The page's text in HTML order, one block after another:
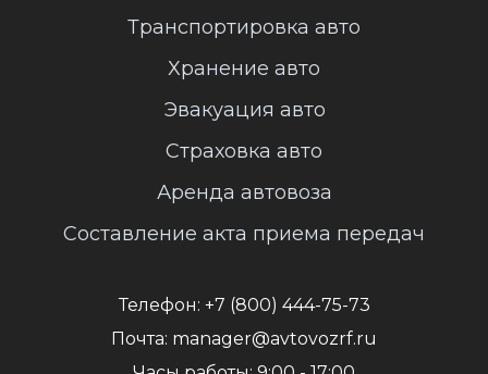
Транспортировка авто
Хранение авто
Эвакуация авто
Страховка авто
Аренда автовоза
Составление акта приема передач
Телефон: +7 (800) 444-75-73
Почта: manager@avtovozrf.ru